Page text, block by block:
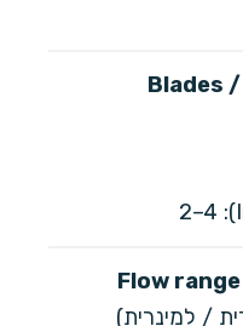
Blades
Flow